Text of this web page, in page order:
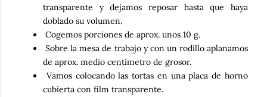
transparente y dejamos reposar hasta que haya
doblado su volumen.
Cogemos porciones de aprox. unos 10 g.
Sobre la mesa de trabajo y con un rodillo aplanamos
de aprox. medio centímetro de grosor.
Vamos colocando las tortas en una placa de horno
cubierta con film transparente.